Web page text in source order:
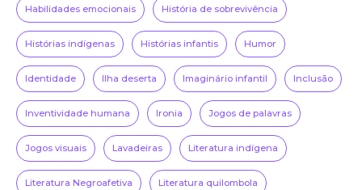
Habilidades emocionais História de sobrevivência
Histórias indígenas Histórias infantis Humor
Identidade Ilha deserta Imaginário infantil Inclusão
Inventividade humana Ironia Jogos de palavras
Jogos visuais Lavadeiras Literatura indígena
Literatura Negroafetiva Literatura quilombola